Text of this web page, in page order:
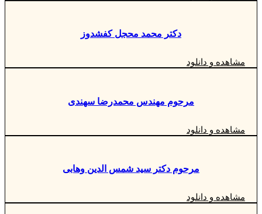
دکتر محمد محجل کفشدوز
مشاهده و دانلود
مرحوم مهندس محمدرضا سهندی
مشاهده و دانلود
مرحوم دکتر سید شمس الدین وهابی
مشاهده و دانلود